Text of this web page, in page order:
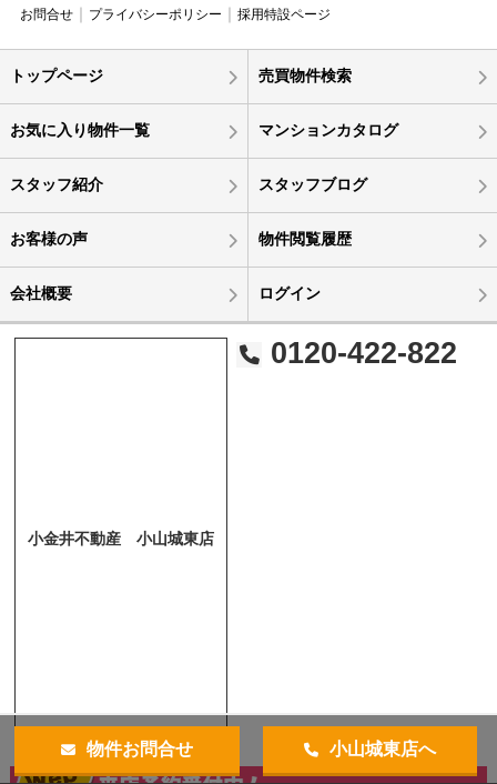
物件お問合せ 小山城東店へ
お問合せ
プライバシーポリシー 採用特設ページ
トップページ 売買物件検索
お気に入り物件一覧 マンションカタログ
スタッフ紹介 スタッフブログ
お客様の声 物件閲覧履歴
会社概要 ログイン
小金井不動産 小山城東店
0120-422-822